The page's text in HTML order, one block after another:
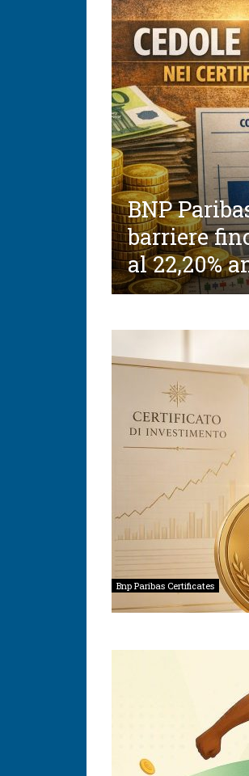
BNP
barriere
al 22,20%
Bnp Paribas Certificates